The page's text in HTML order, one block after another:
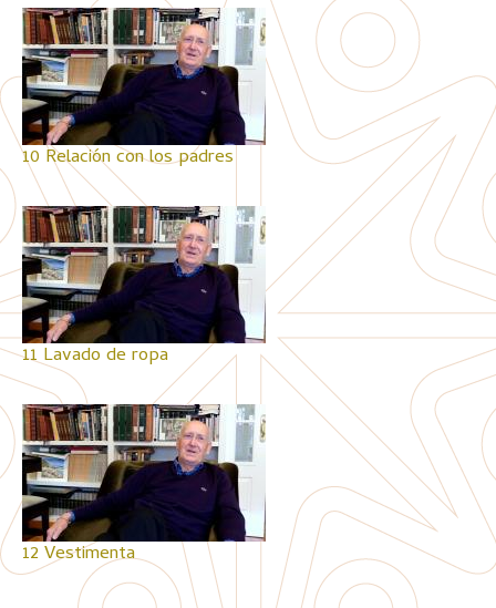
10 Relación con los padres
11 Lavado de ropa
12 Vestimenta